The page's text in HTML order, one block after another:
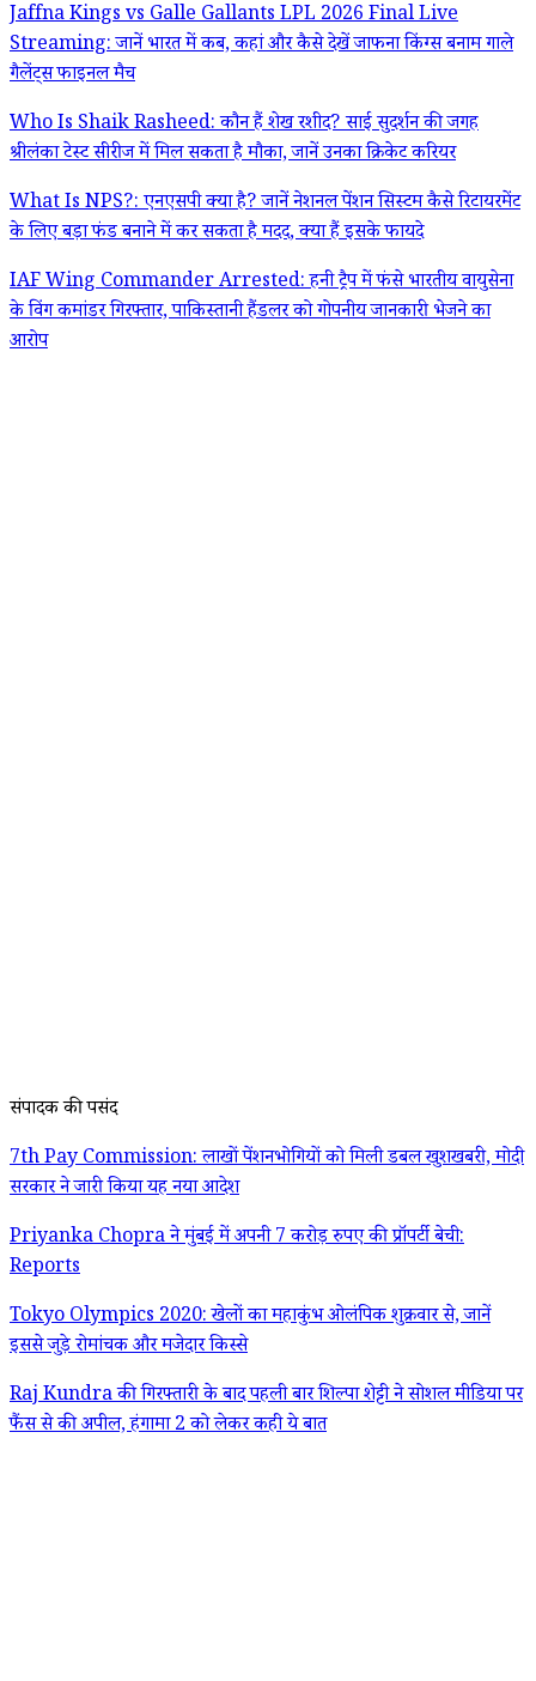
Jaffna Kings vs Galle Gallants LPL 2026 Final Live
Streaming: जानें भारत में कब, कहां और कैसे देखें जाफना किंग्स बनाम गाले
गैलेंट्स फाइनल मैच
Who Is Shaik Rasheed: कौन हैं शेख रशीद? साई सुदर्शन की जगह
श्रीलंका टेस्ट सीरीज में मिल सकता है मौका, जानें उनका क्रिकेट करियर
What Is NPS?: एनएसपी क्या है? जानें नेशनल पेंशन सिस्टम कैसे रिटायरमेंट
के लिए बड़ा फंड बनाने में कर सकता है मदद, क्या हैं इसके फायदे
IAF Wing Commander Arrested: हनी ट्रैप में फंसे भारतीय वायुसेना
के विंग कमांडर गिरफ्तार, पाकिस्तानी हैंडलर को गोपनीय जानकारी भेजने का
आरोप
संपादक की पसंद
7th Pay Commission: लाखों पेंशनभोगियों को मिली डबल खुशखबरी, मोदी
सरकार ने जारी किया यह नया आदेश
Priyanka Chopra ने मुंबई में अपनी 7 करोड़ रुपए की प्रॉपर्टी बेची:
Reports
Tokyo Olympics 2020: खेलों का महाकुंभ ओलंपिक शुक्रवार से, जानें
इससे जुड़े रोमांचक और मजेदार किस्से
Raj Kundra की गिरफ्तारी के बाद पहली बार शिल्पा शेट्टी ने सोशल मीडिया पर
फैंस से की अपील, हंगामा 2 को लेकर कही ये बात